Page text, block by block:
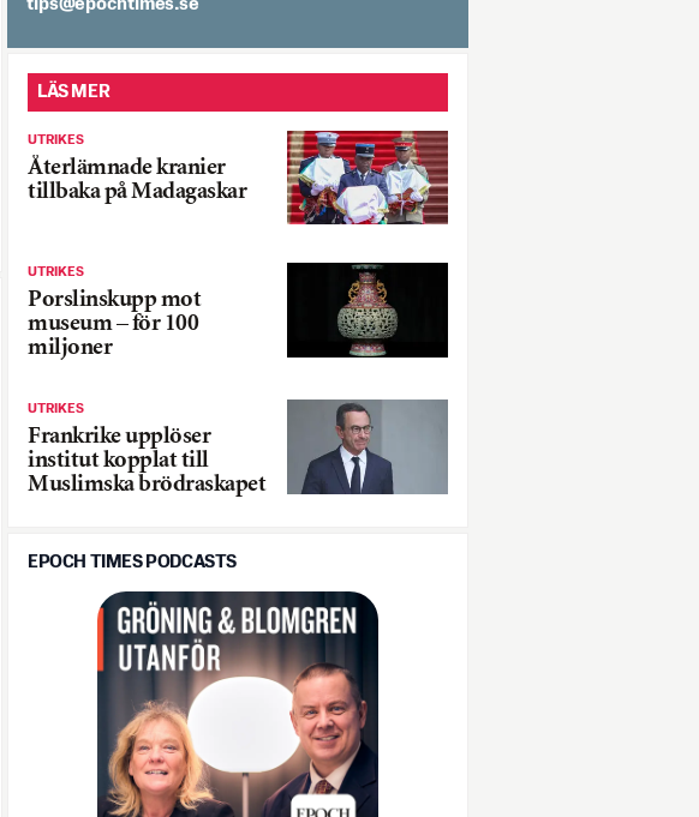
es.semithcope@spit
LÄS MER
UTRIKES
Återlämnade kranier
tillbaka på Madagaskar
UTRIKES
Porslinskupp mot
museum – för 100
miljoner
UTRIKES
Frankrike upplöser
institut kopplat till
Muslimska brödraskapet
EPOCH TIMES PODCASTS